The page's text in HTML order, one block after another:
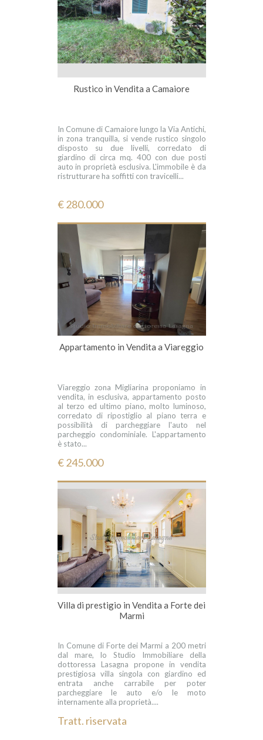
Rustico in Vendita a Camaiore
In Comune di Camaiore lungo la Via Antichi,
in zona tranquilla, si vende rustico singolo
disposto su due livelli, corredato di
giardino di circa mq. 400 con due posti
auto in proprietà esclusiva. L'immobile è da
ristrutturare ha soffitti con travicelli...
€ 280.000
Appartamento in Vendita a Viareggio
Viareggio zona Migliarina proponiamo in
vendita, in esclusiva, appartamento posto
al terzo ed ultimo piano, molto luminoso,
corredato di ripostiglio al piano terra e
possibilità di parcheggiare l'auto nel
parcheggio condominiale. L'appartamento
è stato...
€ 245.000
Villa di prestigio in Vendita a Forte dei
Marmi
In Comune di Forte dei Marmi a 200 metri
dal mare, lo Studio Immobiliare della
dottoressa Lasagna propone in vendita
prestigiosa villa singola con giardino ed
entrata anche carrabile per poter
parcheggiare le auto e/o le moto
internamente alla proprietà....
Tratt. riservata